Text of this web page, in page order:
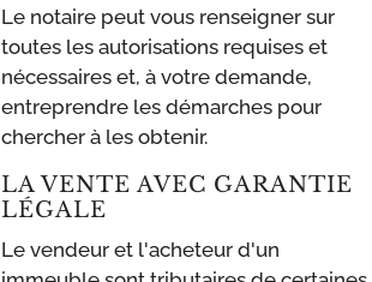
Le notaire peut vous renseigner sur
toutes les autorisations requises et
nécessaires et, à votre demande,
entreprendre les démarches pour
chercher à les obtenir.
LA VENTE AVEC GARANTIE
LÉGALE
Le vendeur et l'acheteur d'un